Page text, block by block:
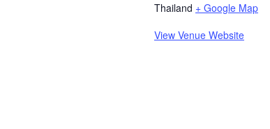
Thailand + Google Map
View Venue Website